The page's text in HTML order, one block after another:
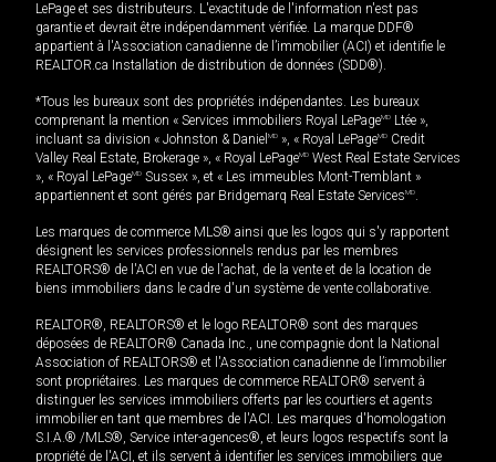
LePage et ses distributeurs. L'exactitude de l'information n'est pas
garantie et devrait être indépendamment vérifiée. La marque DDF®
appartient à l'Association canadienne de l’immobilier (ACI) et identifie le
REALTOR.ca Installation de distribution de données (SDD®).
*Tous les bureaux sont des propriétés indépendantes. Les bureaux
comprenant la mention « Services immobiliers Royal LePageMD Ltée »,
incluant sa division « Johnston & Daniel MD », « Royal LePageMD Credit
Valley Real Estate, Brokerage », « Royal LePageMD West Real Estate Services
», « Royal LePageMD Sussex », et « Les immeubles Mont-Tremblant »
appartiennent et sont gérés par Bridgemarq Real Estate ServicesMD.
Les marques de commerce MLS® ainsi que les logos qui s'y rapportent
désignent les services professionnels rendus par les membres
REALTORS® de l'ACI en vue de l'achat, de la vente et de la location de
biens immobiliers dans le cadre d'un système de vente collaborative.
REALTOR®, REALTORS® et le logo REALTOR® sont des marques
déposées de REALTOR® Canada Inc., une compagnie dont la National
Association of REALTORS® et l'Association canadienne de l’immobilier
sont propriétaires. Les marques de commerce REALTOR® servent à
distinguer les services immobiliers offerts par les courtiers et agents
immobilier en tant que membres de l'ACI. Les marques d'homologation
S.I.A.® /MLS®, Service inter-agences®, et leurs logos respectifs sont la
propriété de l'ACI, et ils servent à identifier les services immobiliers que